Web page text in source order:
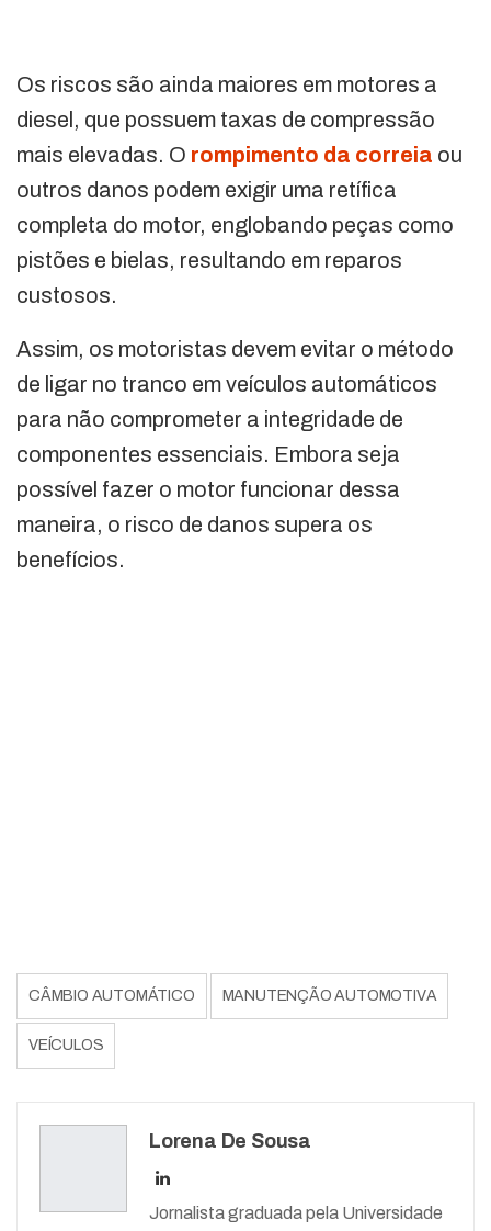
Os riscos são ainda maiores em motores a
diesel, que possuem taxas de compressão
mais elevadas. O rompimento da correia ou
outros danos podem exigir uma retífica
completa do motor, englobando peças como
pistões e bielas, resultando em reparos
custosos.
Assim, os motoristas devem evitar o método
de ligar no tranco em veículos automáticos
para não comprometer a integridade de
componentes essenciais. Embora seja
possível fazer o motor funcionar dessa
maneira, o risco de danos supera os
benefícios.
CÂMBIO AUTOMÁTICO MANUTENÇÃO AUTOMOTIVA
VEÍCULOS
Lorena De Sousa
Jornalista graduada pela Universidade